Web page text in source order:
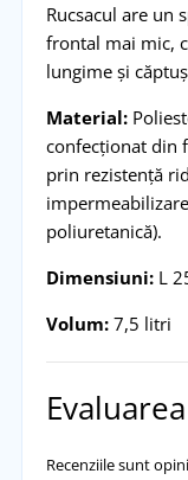
Rucsacul are un
frontal mai mic,
lungime și
Material:
confecționat din
prin rezistență
poliuretanică).
Dimensiuni:L
Volum:7,5 litri
Recenziile sunt